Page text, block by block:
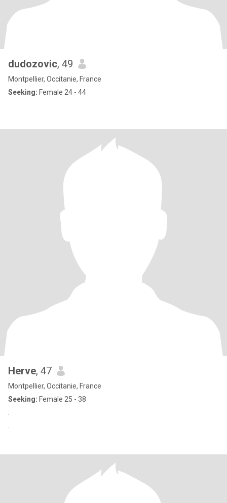
dudozovic, 49
Montpellier, Occitanie, France
Seeking: Female 24 - 44
Herve, 47
Montpellier, Occitanie, France
Seeking: Female 25 - 38